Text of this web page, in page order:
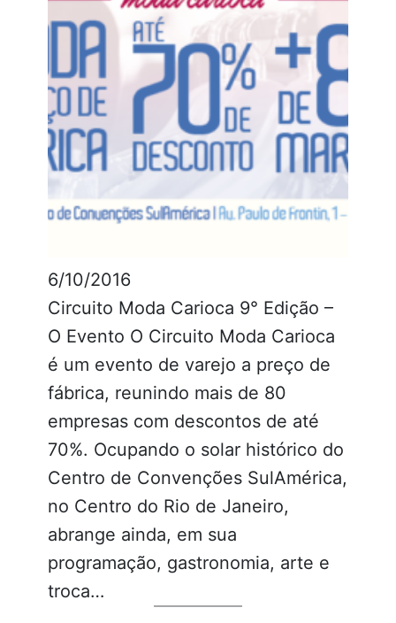
6/10/2016
Circuito Moda Carioca 9° Edição –
O Evento O Circuito Moda Carioca
é um evento de varejo a preço de
fábrica, reunindo mais de 80
empresas com descontos de até
70%. Ocupando o solar histórico do
Centro de Convenções SulAmérica,
no Centro do Rio de Janeiro,
abrange ainda, em sua
programação, gastronomia, arte e
troca…